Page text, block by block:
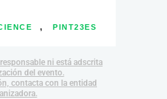
, PINT23ES
ni está adscrita
del evento.
contacta con la entidad